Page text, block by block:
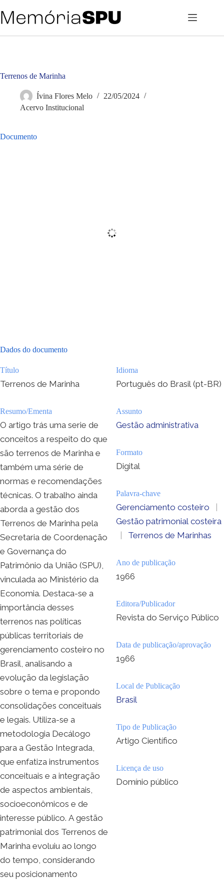
para
o
Terrenos de Marinha
Ívina Flores Melo
22/05/2024
Acervo Institucional
Documento
Dados do documento
Título
Terrenos de Marinha
Resumo/Ementa
O artigo trás uma serie de
conceitos a respeito do que
são terrenos de Marinha e
também uma série de
normas e recomendações
técnicas. O trabalho ainda
aborda a gestão dos
Terrenos de Marinha pela
Secretaria de Coordenação
e Governança do
Patrimônio da União (SPU),
vinculada ao Ministério da
Economia. Destaca-se a
importância desses
terrenos nas políticas
públicas territoriais de
gerenciamento costeiro no
Brasil, analisando a
evolução da legislação
sobre o tema e propondo
consolidações conceituais
e legais. Utiliza-se a
metodologia Decálogo
para a Gestão Integrada,
que enfatiza instrumentos
conceituais e a integração
de aspectos ambientais,
socioeconômicos e de
interesse público. A gestão
patrimonial dos Terrenos de
Marinha evoluiu ao longo
do tempo, considerando
seu posicionamento
Idioma
Português do Brasil (pt-BR)
Assunto
Gestão administrativa
Formato
Digital
Palavra-chave
Gerenciamento costeiro
|
Gestão patrimonial costeira
|
Terrenos de Marinhas
Ano de publicação
1966
Editora/Publicador
Revista do Serviço Público
Data de publicação/aprovação
1966
Local de Publicação
Brasil
Tipo de Publicação
Artigo Científico
Licença de uso
Domínio público